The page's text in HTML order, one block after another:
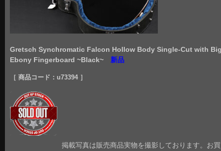
Gretsch Synchromatic Falcon Hollow Body Single-Cut with
Ebony Fingerboard ~Black~ 新品
［ 商品コード：u73394 ］
掲載写真は販売商品実物を撮影しております。お